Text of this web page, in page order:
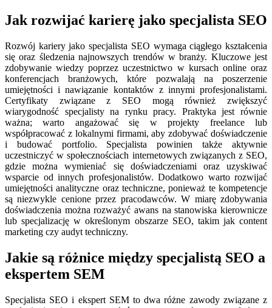
Jak rozwijać karierę jako specjalista SEO
Rozwój kariery jako specjalista SEO wymaga ciągłego kształcenia
się oraz śledzenia najnowszych trendów w branży. Kluczowe jest
zdobywanie wiedzy poprzez uczestnictwo w kursach online oraz
konferencjach branżowych, które pozwalają na poszerzenie
umiejętności i nawiązanie kontaktów z innymi profesjonalistami.
Certyfikaty związane z SEO mogą również zwiększyć
wiarygodność specjalisty na rynku pracy. Praktyka jest równie
ważna; warto angażować się w projekty freelance lub
współpracować z lokalnymi firmami, aby zdobywać doświadczenie
i budować portfolio. Specjalista powinien także aktywnie
uczestniczyć w społecznościach internetowych związanych z SEO,
gdzie można wymieniać się doświadczeniami oraz uzyskiwać
wsparcie od innych profesjonalistów. Dodatkowo warto rozwijać
umiejętności analityczne oraz techniczne, ponieważ te kompetencje
są niezwykle cenione przez pracodawców. W miarę zdobywania
doświadczenia można rozważyć awans na stanowiska kierownicze
lub specjalizację w określonym obszarze SEO, takim jak content
marketing czy audyt techniczny.
Jakie są różnice między specjalistą SEO a
ekspertem SEM
Specjalista SEO i ekspert SEM to dwa różne zawody związane z